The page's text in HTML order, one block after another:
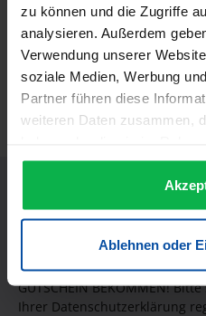
zu können und die Zugriffe
analysieren. Außerdem
Verwendung unserer
soziale Medien, Werbung
Partner führen diese
weiteren Daten zusammen,
gesammelt haben.
Ablehnen oder
Diese Profi- Rasierschale aus
das perfekte…Mehr
Informationen zur
Trusted Shops
JETZT UNSEREN
GUTSCHEIN BEKOMMEN!
Ihrer Datenschutzerklärung